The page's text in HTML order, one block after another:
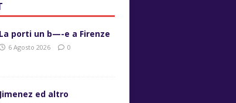
La porti un b—-e a Firenze
6 Agosto 2026 0
Jimenez ed altro